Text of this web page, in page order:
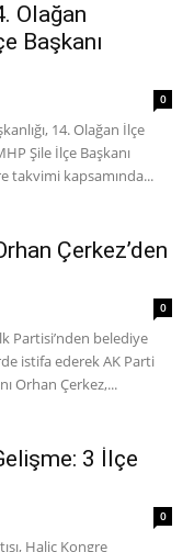
Olağan
Başkanı
0
14. Olağan İlçe
Şile İlçe Başkanı
takvimi kapsamında...
Çerkez’den
0
Partisi’nden belediye
istifa ederek AK Parti
Orhan Çerkez,...
3 İlçe
0
Haliç Kongre